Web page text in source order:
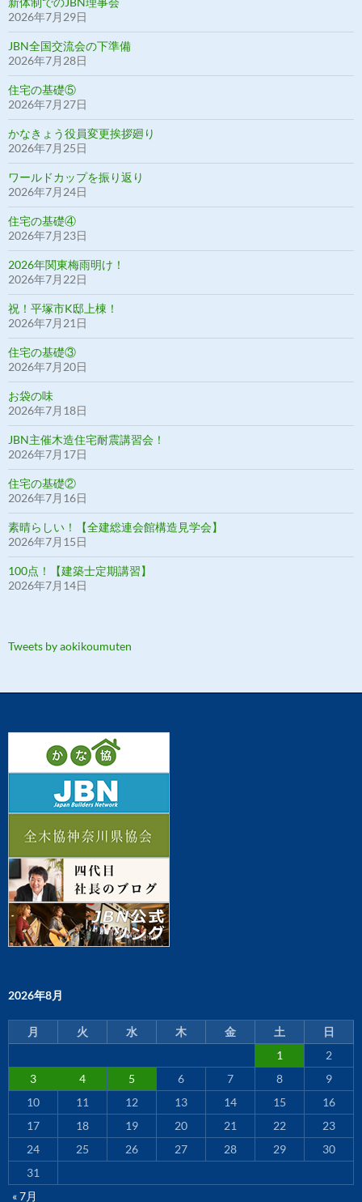
2026年7月29日
JBN全国交流会の下準備
2026年7月28日
住宅の基礎⑤
2026年7月27日
かなきょう役員変更挨拶廻り
2026年7月25日
ワールドカップを振り返り
2026年7月24日
住宅の基礎④
2026年7月23日
2026年関東梅雨明け！
2026年7月22日
祝！平塚市K邸上棟！
2026年7月21日
住宅の基礎③
2026年7月20日
お袋の味
2026年7月18日
JBN主催木造住宅耐震講習会！
2026年7月17日
住宅の基礎②
2026年7月16日
素晴らしい！【全建総連会館構造見学会】
2026年7月15日
100点！【建築士定期講習】
2026年7月14日
Tweets by aokikoumuten
2026年8月
月 火 水 木 金 土
日
1
2
3
4 5 6 7 8
9
10
11 12 13 14 15
16
17
18 19 20 21 22
23
24
25 26 27 28 29
30
31
« 7月